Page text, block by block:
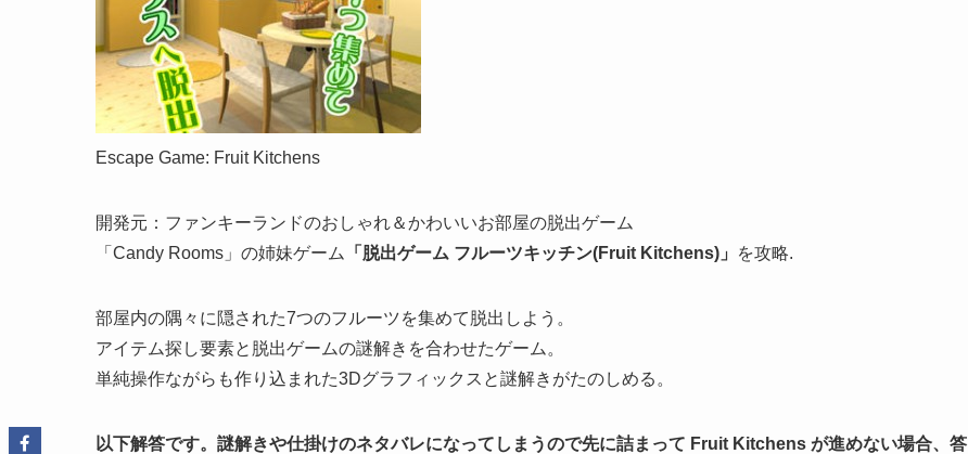
Escape Game: Fruit Kitchens
開発元：ファンキーランドのおしゃれ＆かわいいお部屋の脱出ゲーム
「Candy Rooms」の姉妹ゲーム
「脱出ゲーム フルーツキッチン(Fruit Kitchens)」 を攻略.
部屋内の隅々に隠された7つのフルーツを集めて脱出しよう。
アイテム探し要素と脱出ゲームの謎解きを合わせたゲーム。
単純操作ながらも作り込まれた3Dグラフィックスと謎解きがたのしめる。
以下解答です。謎解きや仕掛けのネタバレになってしまうので先に詰まって Fruit Kitchens が進めない場合、答